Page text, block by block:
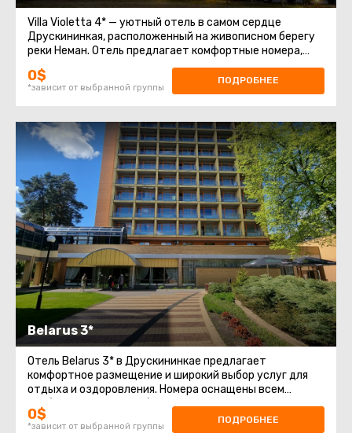
Villa Violetta 4* — уютный отель в самом сердце
Друскининкая, расположенный на живописном берегу
реки Неман. Отель предлагает комфортные номера,
стильный интерьер и высокий
0$
*зависит от выбранной группы
ПОДРОБНЕЕ
Belarus 3*
Отель Belarus 3* в Друскининкае предлагает
комфортное размещение и широкий выбор услуг для
отдыха и оздоровления. Номера оснащены всем
необходимым для удобства гостей:
0$
*зависит от выбранной группы
ПОДРОБНЕЕ